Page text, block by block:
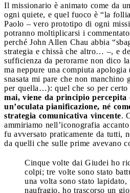
Il missionario è animato come da
ogni quiete, e quel fuoco è “la
Paolo – vero prototipo di ogni
potranno moltiplicarsi i
perché John Allen Chau abbia
strategia e chissà che altro… –, e
sufficienza da perorarne non dico
ma neppure una compiuta apologia
snasata mi pare che non manchino
per quella…): quel che so per certo
mai, viene da principio percepita
un’oculata pianificazione, né
strategia comunicativa vincente.
ammiriamo nell’iconografia
fu avversato praticamente da tutti,
da quelli che sulle prime avevano
Cinque volte dai Giudei ho
colpi; tre volte sono stato
una volta sono stato
naufragio, ho trascorso un